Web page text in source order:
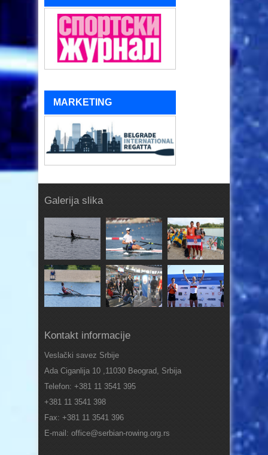
MARKETING
Galerija slika
Kontakt informacije
Veslački savez Srbije
Ada Ciganlija 10 ,11030 Beograd, Srbija
Telefon: +381 11 3541 395
+381 11 3541 398
Fax: +381 11 3541 396
E-mail: office@serbian-rowing.org.rs